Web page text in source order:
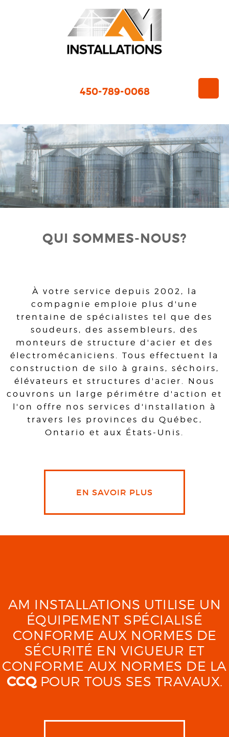
450-789-0068
QUI SOMMES-NOUS?
À votre service depuis 2002, la
compagnie emploie plus d'une
trentaine de spécialistes tel que des
soudeurs, des assembleurs, des
monteurs de structure d'acier et des
électromécaniciens. Tous effectuent la
construction de silo à grains, séchoirs,
élévateurs et structures d'acier. Nous
couvrons un large périmétre d'action et
l'on offre nos services d'installation à
travers les provinces du Québec,
Ontario et aux États-Unis.
EN SAVOIR PLUS
AM INSTALLATIONS UTILISE UN
ÉQUIPEMENT SPÉCIALISÉ
CONFORME AUX NORMES DE
SÉCURITÉ EN VIGUEUR ET
CONFORME AUX NORMES DE LA
CCQPOUR TOUS SES TRAVAUX.